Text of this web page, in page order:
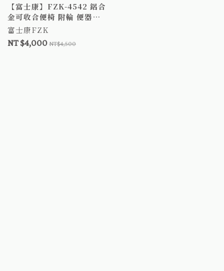
【富士康】FZK-4542 鋁合
金可收合便椅 附輪 便器椅
便盆椅 有輪馬桶椅
FZK4542 馬桶增高器
富士康FZK
NT $4,000 NT$4,500